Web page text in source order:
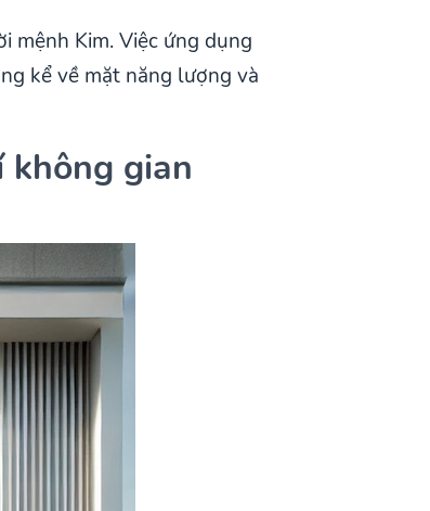
mệnh Kim. Việc ứng dụng
kể về mặt năng lượng và
không gian